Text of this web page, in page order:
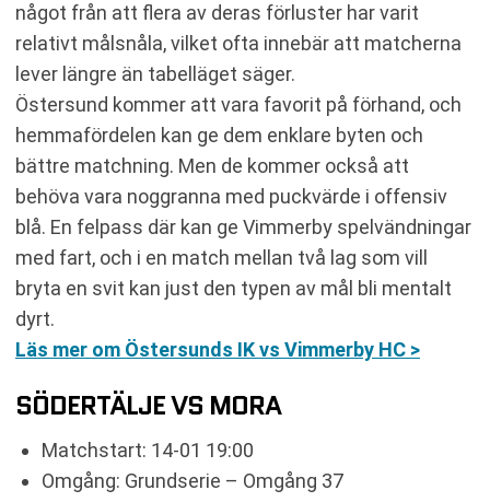
något från att flera av deras förluster har varit
relativt målsnåla, vilket ofta innebär att matcherna
lever längre än tabelläget säger.
Östersund kommer att vara favorit på förhand, och
hemmafördelen kan ge dem enklare byten och
bättre matchning. Men de kommer också att
behöva vara noggranna med puckvärde i offensiv
blå. En felpass där kan ge Vimmerby spelvändningar
med fart, och i en match mellan två lag som vill
bryta en svit kan just den typen av mål bli mentalt
dyrt.
Läs mer om Östersunds IK vs Vimmerby HC >
SÖDERTÄLJE VS MORA
Matchstart: 14-01 19:00
Omgång: Grundserie – Omgång 37